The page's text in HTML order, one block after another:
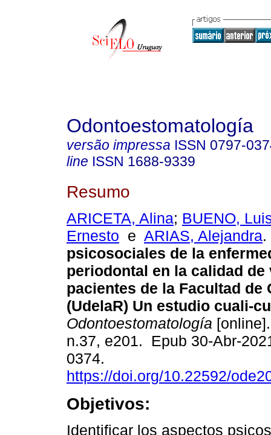
Odontoestomatología
versão impressa ISSN 0797-
line ISSN 1688-9339
Resumo
ARICETA, Alina; BUENO,
Ernesto e ARIAS, Alejandra.
psicosociales de la
periodontal en la calidad de
pacientes de la Facultad de
(UdelaR) Un estudio cuali-
Odontoestomatología
n.37, e201. Epub 30-Abr-
0374.
https://doi.org/10.22592/
Objetivos:
Identificar los aspectos